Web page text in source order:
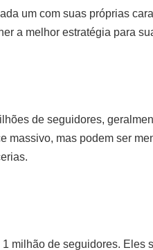
um com suas próprias
a melhor estratégia para
de seguidores,
massivo, mas podem ser
milhão de seguidores. Eles